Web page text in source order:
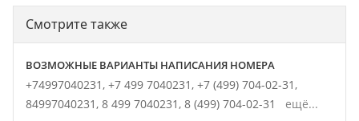
Смотрите также
ВОЗМОЖНЫЕ ВАРИАНТЫ НАПИСАНИЯ НОМЕРА
+74997040231, +7 499 7040231, +7 (499) 704-02-31,
84997040231, 8 499 7040231, 8 (499) 704-02-31 ещё...